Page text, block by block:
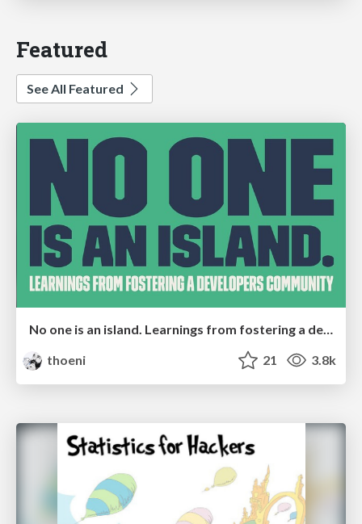
Featured
See All Featured
No one is an island. Learnings from fostering a developers community.
thoeni
21 3.8k